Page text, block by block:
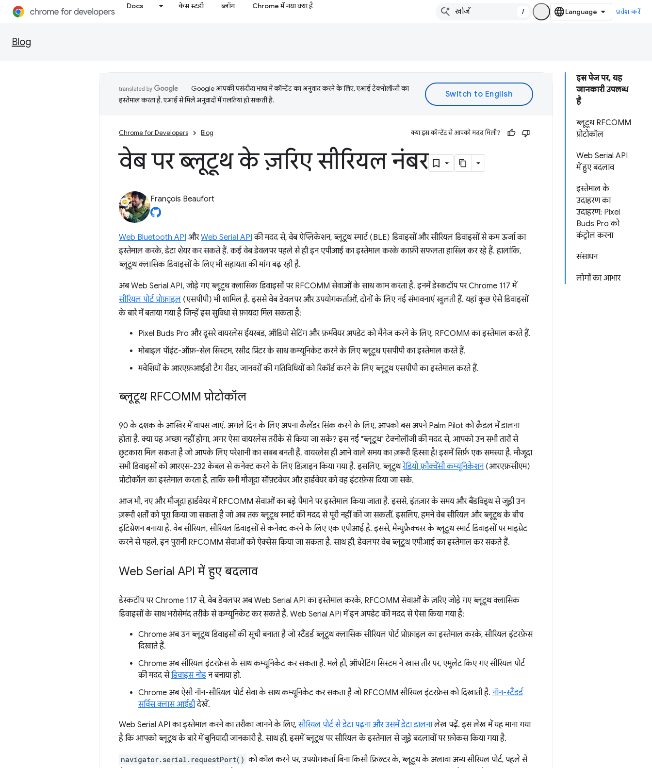
Docs केस स्टडी ब्लॉग Chrome में नया क्या है
/ प्रवेश करें
Blog
इस पेज पर, यह
जानकारी उपलब्ध
है
ब्लूटूथ RFCOMM
प्रोटोकॉल
Web Serial API
में हुए बदलाव
इस्तेमाल के
उदाहरण का
उदाहरण: Pixel
Buds Pro को
कंट्रोल करना
संसाधन
लोगों का आभार
Google आपकी पसंदीदा भाषा में कॉन्टेंट का अनुवाद करने के लिए, एआई टेक्नोलॉजी का
इस्तेमाल करता है. एआई से मिले अनुवादों में गलतियां हो सकती हैं.
Chrome for Developers Blog क्या इस कॉन्टेंट से आपको मदद मिली?
वेब पर ब्लूटूथ के ज़रिए सीरियल नंबर
François Beaufort
Web Bluetooth API औरWeb Serial API की मदद से, वेब ऐप्लिकेशन, ब्लूटूथ स्मार्ट (BLE) डिवाइसों और सीरियल डिवाइसों से कम ऊर्जा का
इस्तेमाल करके, डेटा शेयर कर सकते हैं. कई वेब डेवलपर पहले से ही इन एपीआई का इस्तेमाल करके काफ़ी सफलता हासिल कर रहे हैं. हालांकि,
ब्लूटूथ क्लासिक डिवाइसों के लिए भी सहायता की मांग बढ़ रही है.
अब Web Serial API, जोड़े गए ब्लूटूथ क्लासिक डिवाइसों पर RFCOMM सेवाओं के साथ काम करता है. इनमें डेस्कटॉप पर Chrome 117 में
सीरियल पोर्ट प्रोफ़ाइल (एसपीपी) भी शामिल है. इससे वेब डेवलपर और उपयोगकर्ताओं, दोनों के लिए नई संभावनाएं खुलती हैं. यहां कुछ ऐसे डिवाइसों
के बारे में बताया गया है जिन्हें इस सुविधा से फ़ायदा मिल सकता है:
Pixel Buds Pro और दूसरे वायरलेस ईयरबड, ऑडियो सेटिंग और फ़र्मवेयर अपडेट को मैनेज करने के लिए, RFCOMM का इस्तेमाल करते हैं.
मोबाइल पॉइंट-ऑफ़-सेल सिस्टम, रसीद प्रिंटर के साथ कम्यूनिकेट करने के लिए ब्लूटूथ एसपीपी का इस्तेमाल करते हैं.
मवेशियों के आरएफ़आईडी टैग रीडर, जानवरों की गतिविधियों को रिकॉर्ड करने के लिए ब्लूटूथ एसपीपी का इस्तेमाल करते हैं.
ब्लूटूथ RFCOMM प्रोटोकॉल
90 के दशक के आखिर में वापस जाएं. अगले दिन के लिए अपना कैलेंडर सिंक करने के लिए, आपको बस अपने Palm Pilot को क्रैडल में डालना
होता है. क्या यह अच्छा नहीं होगा, अगर ऐसा वायरलेस तरीके से किया जा सके? इस नई "ब्लूटूथ" टेक्नोलॉजी की मदद से, आपको उन सभी तारों से
छुटकारा मिल सकता है जो आपके लिए परेशानी का सबब बनती हैं. वायरलेस ही आने वाले समय का ज़रूरी हिस्सा है! इसमें सिर्फ़ एक समस्या है. मौजूदा
सभी डिवाइसों को आरएस-232 केबल से कनेक्ट करने के लिए डिज़ाइन किया गया है. इसलिए, ब्लूटूथरेडियो फ़्रीक्वेंसी कम्यूनिकेशन(आरएफ़सीएम)
प्रोटोकॉल का इस्तेमाल करता है, ताकि सभी मौजूदा सॉफ़्टवेयर और हार्डवेयर को वह इंटरफ़ेस दिया जा सके.
आज भी, नए और मौजूदा हार्डवेयर में RFCOMM सेवाओं का बड़े पैमाने पर इस्तेमाल किया जाता है. इससे, इंतज़ार के समय और बैंडविड्थ से जुड़ी उन
ज़रूरी शर्तों को पूरा किया जा सकता है जो अब तक ब्लूटूथ स्मार्ट की मदद से पूरी नहीं की जा सकतीं. इसलिए, हमने वेब सीरियल और ब्लूटूथ के बीच
इंटिग्रेशन बनाया है. वेब सीरियल, सीरियल डिवाइसों से कनेक्ट करने के लिए एक एपीआई है. इससे, मैन्युफ़ैक्चरर के ब्लूटूथ स्मार्ट डिवाइसों पर माइग्रेट
करने से पहले, इन पुरानी RFCOMM सेवाओं को ऐक्सेस किया जा सकता है. साथ ही, डेवलपर वेब ब्लूटूथ एपीआई का इस्तेमाल कर सकते हैं.
Web Serial API में हुए बदलाव
डेस्कटॉप पर Chrome 117 से, वेब डेवलपर अब Web Serial API का इस्तेमाल करके, RFCOMM सेवाओं के ज़रिए जोड़े गए ब्लूटूथ क्लासिक
डिवाइसों के साथ भरोसेमंद तरीके से कम्यूनिकेट कर सकते हैं. Web Serial API में इन अपडेट की मदद से ऐसा किया गया है:
Chrome अब उन ब्लूटूथ डिवाइसों की सूची बनाता है जो स्टैंडर्ड ब्लूटूथ क्लासिक सीरियल पोर्ट प्रोफ़ाइल का इस्तेमाल करके, सीरियल इंटरफ़ेस
दिखाते हैं.
Chrome अब सीरियल इंटरफ़ेस के साथ कम्यूनिकेट कर सकता है. भले ही, ऑपरेटिंग सिस्टम ने खास तौर पर, एमुलेट किए गए सीरियल पोर्ट
की मदद सेडिवाइस नोड न बनाया हो.
Chrome अब ऐसी नॉन-सीरियल पोर्ट सेवा के साथ कम्यूनिकेट कर सकता है जो RFCOMM सीरियल इंटरफ़ेस को दिखाती है. नॉन-स्टैंडर्ड
सर्विस क्लास आईडीदेखें.
Web Serial API का इस्तेमाल करने का तरीका जानने के लिए,सीरियल पोर्ट से डेटा पढ़ना और उसमें डेटा डालनालेख पढ़ें. इस लेख में यह माना गया
है कि आपको ब्लूटूथ के बारे में बुनियादी जानकारी है. साथ ही, इसमें ब्लूटूथ पर सीरियल के इस्तेमाल से जुड़े बदलावों पर फ़ोकस किया गया है.
navigator.serial.requestPort() को कॉल करने पर, उपयोगकर्ता बिना किसी फ़िल्टर के, ब्लूटूथ के अलावा अन्य सीरियल पोर्ट, पहले से